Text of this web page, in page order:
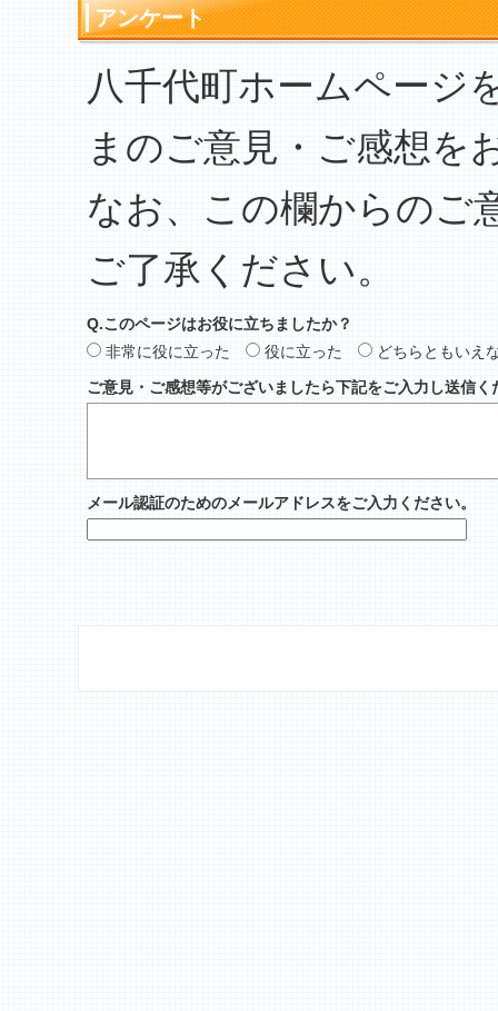
アンケート
八千代町ホームページ
まのご意見・ご感想を
なお、この欄からのご
ご了承ください。
Q.このページはお役に立ちましたか？
非常に役に立った
役に立った
どちらともいえ
ご意見・ご感想等がございましたら下記をご入力し送信く
メール認証のためのメールアドレスをご入力ください。